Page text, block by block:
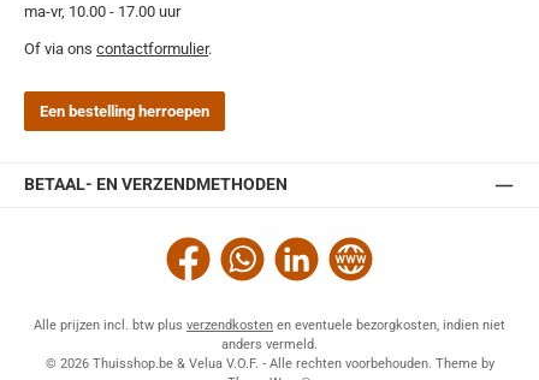
ma-vr, 10.00 - 17.00 uur
Of via ons contactformulier.
Een bestelling herroepen
BETAAL- EN VERZENDMETHODEN
Facebook WhatsAppLinkedIn Website
Alle prijzen incl. btw plus verzendkosten en eventuele bezorgkosten, indien niet
anders vermeld.
© 2026 Thuisshop.be & Velua V.O.F. - Alle rechten voorbehouden. Theme by